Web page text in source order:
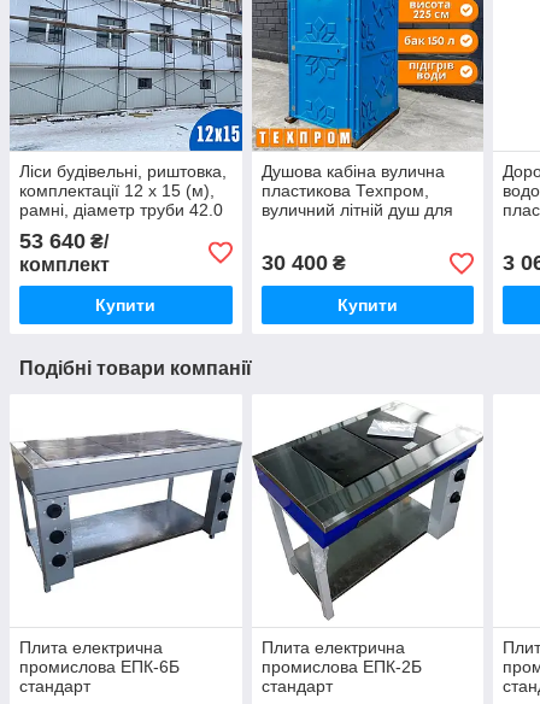
Ліси будівельні, риштовка,
комплектації 12 х 15 (м),
рамні, діаметр труби 42.0
(мм)
53 640 ₴/
комплект
Купити
Душова кабіна вулична
пластикова Техпром,
вуличний літній душ для
30 400₴
Купити
3
Подібні товари компанії
Плита електрична
промислова ЕПК-6Б
стандарт
Плита електрична
промислова ЕПК-2Б
стандарт